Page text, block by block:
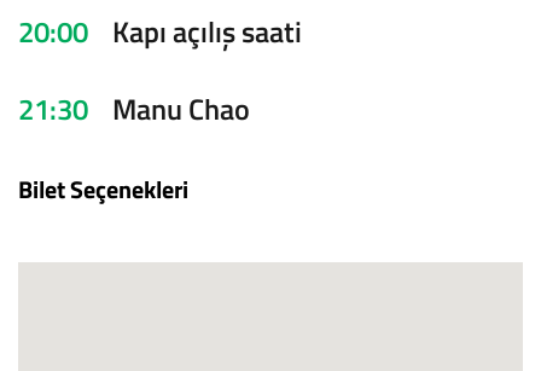
20:00 Kapı açılış saati
21:30 Manu Chao
Bilet Seçenekleri